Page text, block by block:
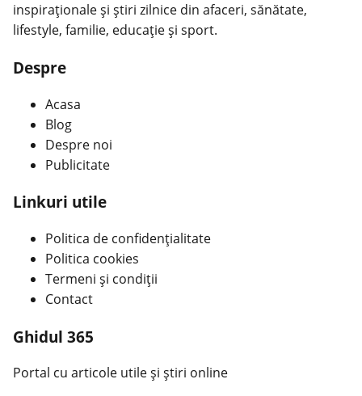
inspiraționale și știri zilnice din afaceri, sănătate,
lifestyle, familie, educație și sport.
Despre
Acasa
Blog
Despre noi
Publicitate
Linkuri utile
Politica de confidențialitate
Politica cookies
Termeni și condiții
Contact
Ghidul 365
Portal cu articole utile și știri online